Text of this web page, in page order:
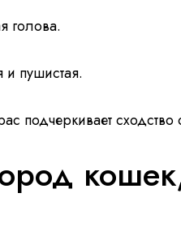
голова.
и пушистая.
подчеркивает